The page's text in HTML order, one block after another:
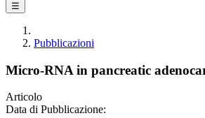
☰
Pubblicazioni
Micro-RNA in pancreatic
Articolo
Data di Pubblicazione: